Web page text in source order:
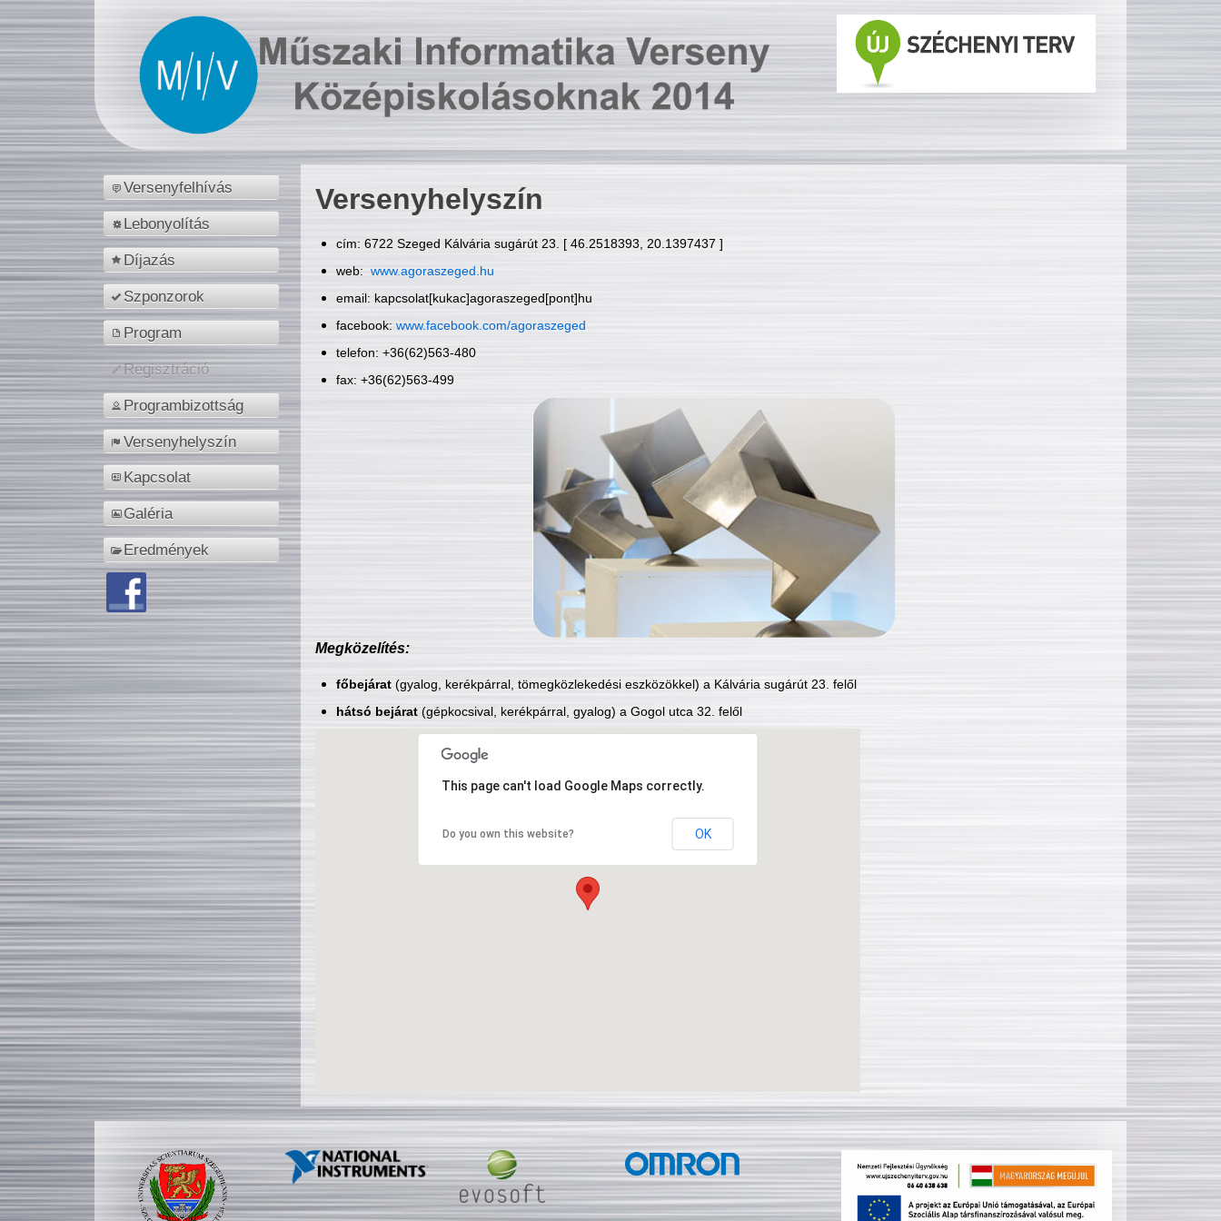
Versenyfelhívás
Lebonyolítás
Díjazás
Szponzorok
Program
Regisztráció
Programbizottság
Versenyhelyszín
Kapcsolat
Galéria
Eredmények
Versenyhelyszín
cím: 6722 Szeged Kálvária sugárút 23. [ 46.2518393, 20.1397437 ]
web: www.agoraszeged.hu
email: kapcsolat[kukac]agoraszeged[pont]hu
facebook: www.facebook.com/agoraszeged
telefon: +36(62)563-480
fax: +36(62)563-499
Megközelítés:
főbejárat(gyalog, kerékpárral, tömegközlekedési eszközökkel) a Kálvária sugárút 23. felől
hátsó bejárat(gépkocsival, kerékpárral, gyalog) a Gogol utca 32. felől
This page can't load Google Maps correctly.
Do you own this website? OK